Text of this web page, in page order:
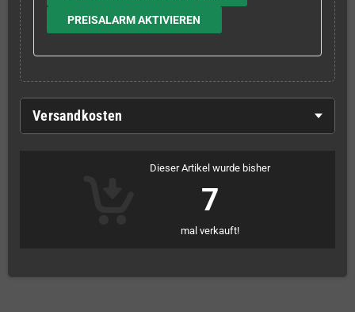
PREISALARM AKTIVIEREN
Versandkosten
Dieser Artikel wurde bisher
7
mal verkauft!